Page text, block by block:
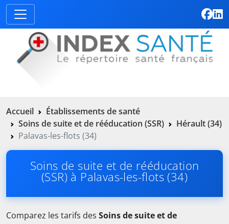
Accueil
Établissements de santé
Soins de suite et de rééducation (SSR)
Hérault (34)
Palavas-les-flots (34)
Soins de suite et de rééducation
(SSR) à Palavas-les-flots (34)
Comparez les tarifs des Soins de suite et de